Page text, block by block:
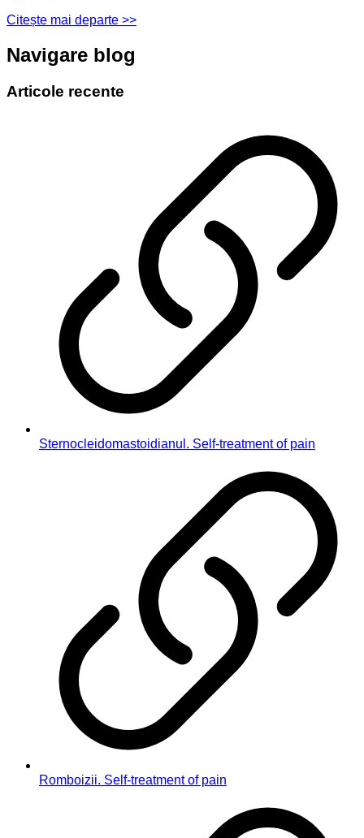
Citește mai departe >>
Navigare blog
Articole recente
Sternocleidomastoidianul. Self-treatment of pain
Romboizii. Self-treatment of pain